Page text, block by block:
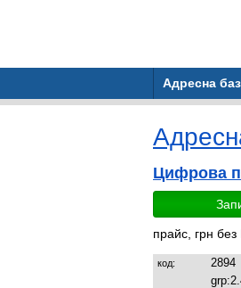
Адресна
Цифрова
прайс, грн
код:
2894
grp: